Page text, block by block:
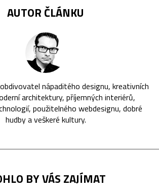
AUTOR ČLÁNKU
nápaditého designu, kreativních
architektury, příjemných interiérů,
použitelného webdesignu, dobré
hudby a veškeré kultury.
BY VÁS ZAJÍMAT